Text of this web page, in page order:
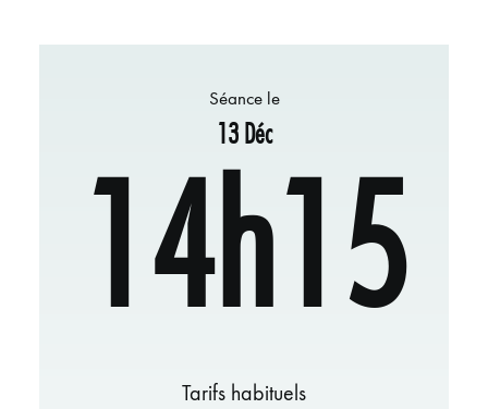
Séance le
13 Déc
14h15
Tarifs habituels